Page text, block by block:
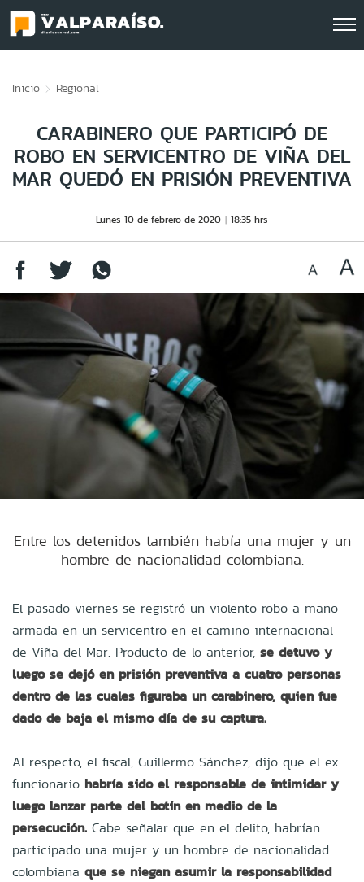
Inicio Regional
CARABINERO QUE PARTICIPÓ DE
ROBO EN SERVICENTRO DE VIÑA DEL
MAR QUEDÓ EN PRISIÓN PREVENTIVA
Lunes 10 de febrero de 2020 18:35 hrs
Entre los detenidos también había una mujer y un
hombre de nacionalidad colombiana.
El pasado viernes se registró un violento robo a mano
armada en un servicentro en el camino internacional
de Viña del Mar. Producto de lo anterior, se detuvo y
luego se dejó en prisión preventiva a cuatro personas
dentro de las cuales figuraba un carabinero, quien fue
dado de baja el mismo día de su captura.
Al respecto, el fiscal, Guillermo Sánchez, dijo que el ex
funcionario habría sido el responsable de intimidar y
luego lanzar parte del botín en medio de la
persecución. Cabe señalar que en el delito, habrían
participado una mujer y un hombre de nacionalidad
colombiana que se niegan asumir la responsabilidad